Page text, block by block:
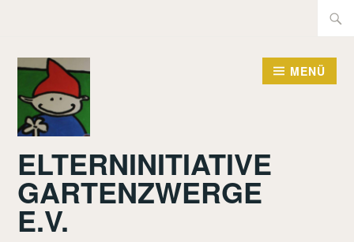
springen
Suche
ELTERNINITIATIVE
GARTENZWERGE
E.V.
MENÜ